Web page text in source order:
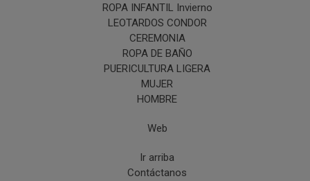
ROPA INFANTIL Invierno
LEOTARDOS CONDOR
CEREMONIA
ROPA DE BAÑO
PUERICULTURA LIGERA
MUJER
HOMBRE
Web
Ir arriba
Contáctanos